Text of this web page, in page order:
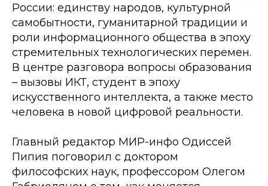
России: единству народов, культурной
самобытности, гуманитарной традиции и
роли информационного общества в эпоху
стремительных технологических перемен.
В центре разговора вопросы образования
– вызовы ИКТ, студент в эпоху
искусственного интеллекта, а также место
человека в новой цифровой реальности.
Главный редактор МИР-инфо Одиссей
Пипия поговорил с доктором
философских наук, профессором Олегом